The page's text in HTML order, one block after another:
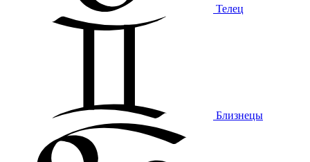
Телец
Близнецы